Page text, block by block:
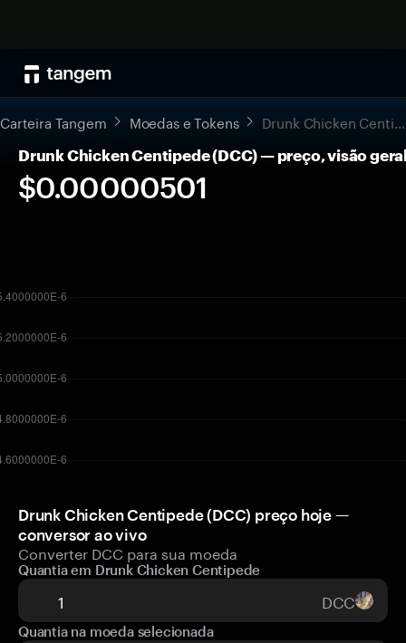
Carteira Tangem Moedas e Tokens Drunk Chicken Centipede
Drunk Chicken Centipede (DCC) — preço, visão
$0.00000501
Drunk Chicken Centipede (DCC) preço hoje —
conversor ao vivo
Converter DCC para sua moeda
Quantia em Drunk Chicken Centipede
DCC
Quantia na moeda selecionada